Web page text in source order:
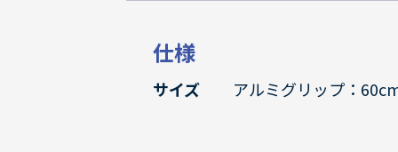
仕様
サイズ アルミグリップ：